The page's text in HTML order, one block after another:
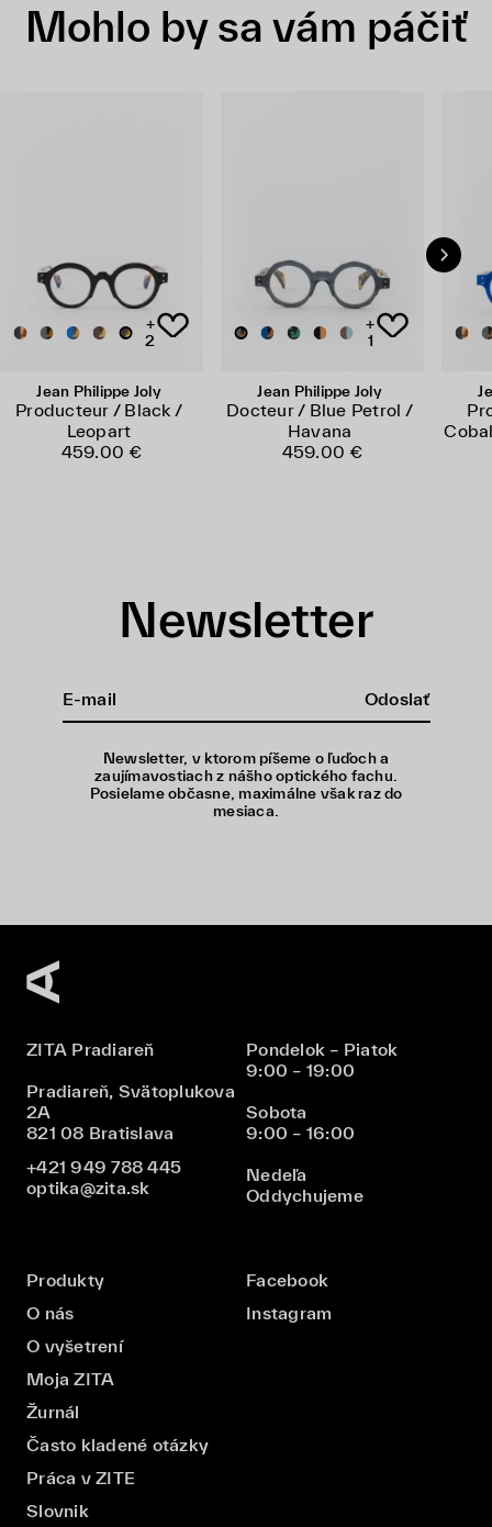
Mohlo by sa vám páčiť
+
2
Jean Philippe Joly
Producteur / Black /
Leopart
459.00 €
+
1
Jean Philippe Joly
Docteur / Blue Petrol /
Havana
459.00 €
Newsletter
Odoslať
Newsletter, v ktorom píšeme o ľuďoch a
zaujímavostiach z nášho optického fachu.
Posielame občasne, maximálne však raz do
mesiaca.
ZITA Pradiareň
Pradiareň, Svätoplukova
2A
821 08 Bratislava
+421 949 788 445
optika@zita.sk
Pondelok – Piatok
9:00 – 19:00
Sobota
9:00 – 16:00
Nedeľa
Oddychujeme
Produkty
O nás
O vyšetrení
Moja ZITA
Žurnál
Často kladené otázky
Práca v ZITE
Slovnik
Facebook
Instagram